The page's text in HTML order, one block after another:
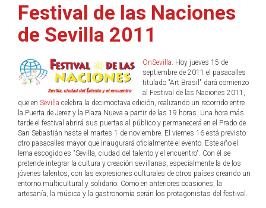
Festival de las Naciones
de Sevilla 2011
OnSevilla. Hoy jueves 15 de
septiembre de 2011 el pasacalles
titulado "Art Brasil" dará comienzo
al Festival de las Naciones 2011,
que en Sevilla celebra la decimoctava edición, realizando un recorrido entre
la Puerta de Jerez y la Plaza Nueva a partir de las 19 horas. Una hora más
tarde el festival abrirá sus puertas al público y permanecerá en el Prado de
San Sebastián hasta el martes 1 de noviembre. El viernes 16 está previsto
otro pasacalles mayor que inaugurará oficialmente el evento. Este año el
lema escogido es "Sevilla, ciudad del talento y el encuentro". Con él se
pretende integrar la cultura y creación sevillanas, especialmente la de los
jóvenes talentos, con las expresiones culturales de otros países creando un
entorno multicultural y solidario. Como en anteriores ocasiones, la
artesanía, la música y la gastronomía serán los protagonistas del festival.